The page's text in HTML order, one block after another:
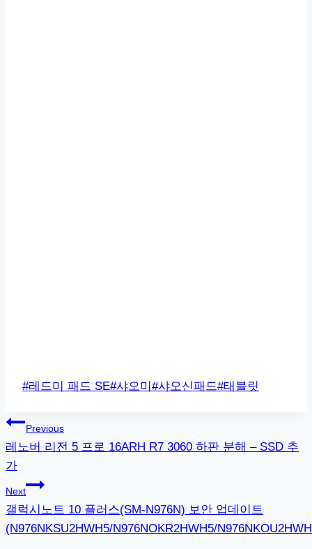
Post
#레드미 패드 SE#샤오미#샤오신패드#태블릿
글
탐
색
Previous
레노버 리전 5 프로 16ARH R7 3060 하판 분해 – SSD 추
가
Next
갤럭시노트 10 플러스(SM-N976N) 보안 업데이트
(N976NKSU2HWH5/N976NOKR2HWH5/